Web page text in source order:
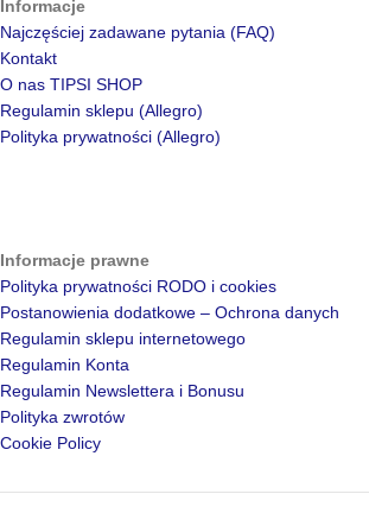
Informacje
Najczęściej zadawane pytania (FAQ)
Kontakt
O nas TIPSI SHOP
Regulamin sklepu (Allegro)
Polityka prywatności (Allegro)
Informacje prawne
Polityka prywatności RODO i cookies
Postanowienia dodatkowe – Ochrona danych
Regulamin sklepu internetowego
Regulamin Konta
Regulamin Newslettera i Bonusu
Polityka zwrotów
Cookie Policy